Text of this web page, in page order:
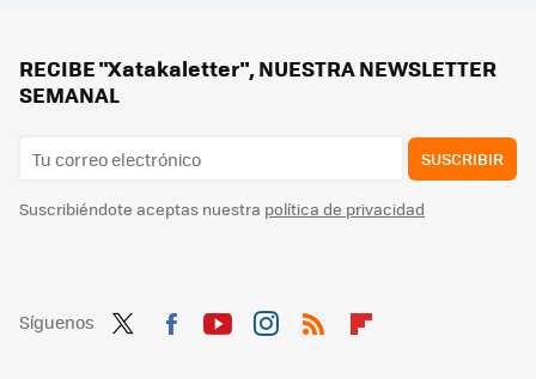
RECIBE "Xatakaletter", NUESTRA NEWSLETTER
SEMANAL
SUSCRIBIR
Suscribiéndote aceptas nuestra política de privacidad
Síguenos